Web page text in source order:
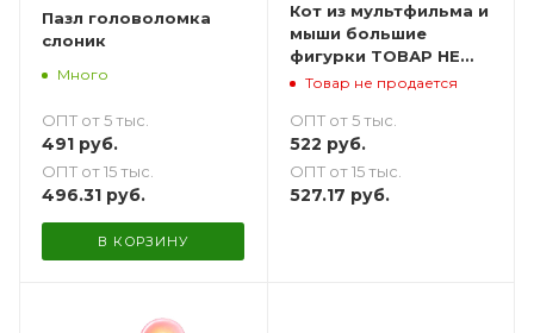
Пазл головоломка
слоник
Много
ОПТ от 5 тыс.
491 руб.
ОПТ от 15 тыс.
496.31 руб.
В КОРЗИНУ
Кот из мультфильма и
мыши большие
фигурки ТОВАР НЕ
ПРЕДНАЗНАЧЕН ДЛЯ
Товар не продается
ОПТ от 5 тыс.
522 руб.
ОПТ от 15 тыс.
527.17 руб.